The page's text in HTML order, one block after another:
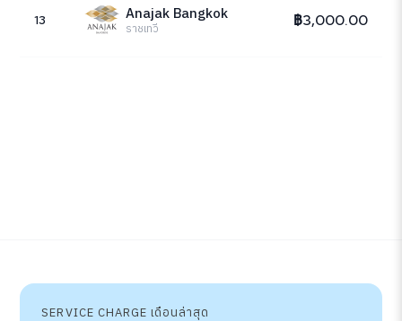
13 Anajak Bangkok
ราชเทวี ฿3,000.00
SERVICE CHARGE เดือนล่าสุด